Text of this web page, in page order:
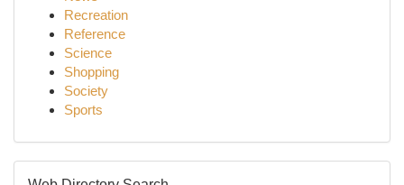
Recreation
Reference
Science
Shopping
Society
Sports